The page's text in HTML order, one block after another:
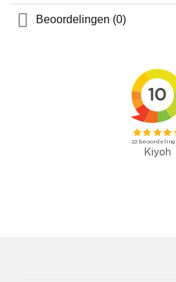
Beoordelingen (0)